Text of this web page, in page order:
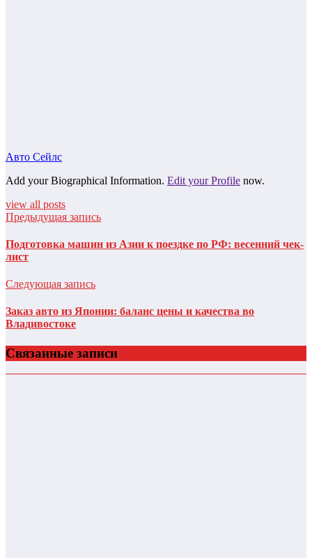
Авто Сейлс
Add your Biographical Information. Edit your Profile now.
view all posts
Предыдущая запись
Подготовка машин из Азии к поездке по РФ: весенний чек-
лист
Следующая запись
Заказ авто из Японии: баланс цены и качества во
Владивостоке
Связанные записи